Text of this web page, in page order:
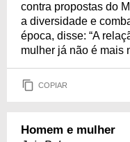
contra propostas do
a diversidade e
época, disse: “A
mulher já não é mais
COPIAR
Homem e mulher